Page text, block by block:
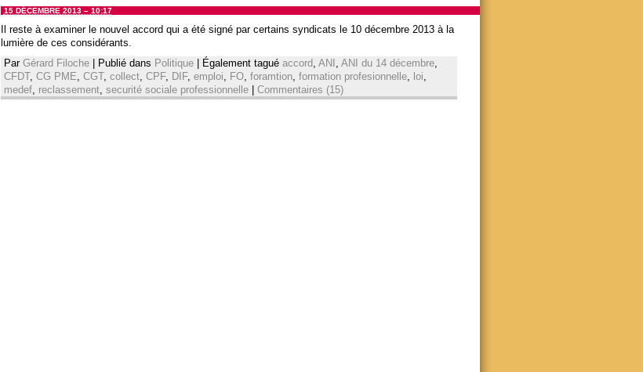
15 DÉCEMBRE 2013 – 10:17
Il reste à examiner le nouvel accord qui a été signé par certains syndicats le 10 décembre 2013 à la
lumière de ces considérants.
Par Gérard Filoche Publié dans Politique Également tagué accord, ANI , ANI du 14 décembre,
CFDT, CG PME, CGT, collect, CPF, DIF, emploi, FO, foramtion, formation profesionnelle, loi,
medef, reclassement, securité sociale professionnelle Commentaires (15)